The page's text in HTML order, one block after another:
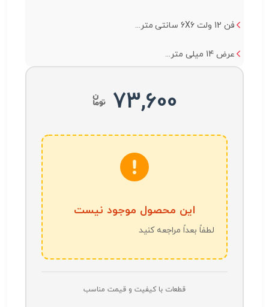
فن 12 ولت 6X6 سانتی متر...
عرض 14 میلی متر...
73,600
این محصول موجود نیست
لطفاً بعداً مراجعه کنید
قطعات با کیفیت و قیمت مناسب